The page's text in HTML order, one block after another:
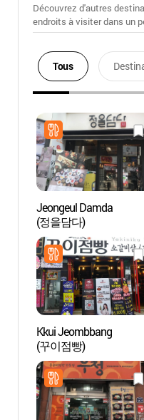
Découvrez d'autres
endroits à visiter dans un
Tous
Jeongeul Damda
(정을담다)
Kkui Jeombbang
(꾸이점빵)